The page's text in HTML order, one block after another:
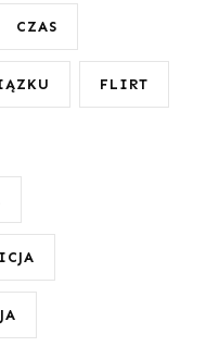
CZAS
FLIRT